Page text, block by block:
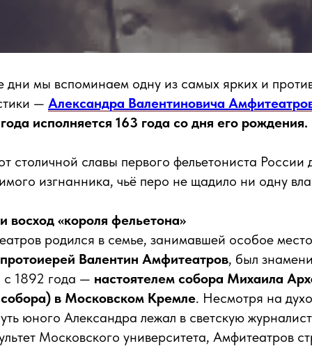
дни мы вспоминаем одну из самых ярких и
— Александра Валентиновича
исполняется 163 года со дня его рождения.
столичной славы первого фельетониста России
изгнанника, чьё перо не щадило ни одну
восход «короля фельетона»
родился в семье, занимавшей особое
протоиерей Валентин Амфитеатров, был
с 1892 года — настоятелем собора Михаила
собора) в Московском Кремле. Несмотря на
юного Александра лежал в светскую
Московского университета, Амфитеатров